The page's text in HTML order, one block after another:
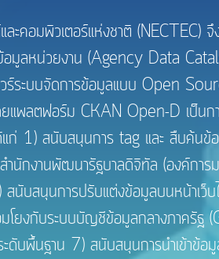
มพิวเตอร์แห่งชาติ (NECTEC) จึ
อมูลหน่วยงาน (Agency Data
ร์ระบบจัดการข้อมูลแบบ Open
แพลตฟอร์ม CKAN Open-D เป็นก
1) สนับสนุนการ tag และ สืบค้นข้
นักงานพัฒนารัฐบาลดิจิทัล (องค์กา
สนับสนุนการปรับแต่งข้อมูลบนหน้าเ
ยงกับระบบบัญชีข้อมูลกลางภาครั
บพื้นฐาน 7) สนับสนุนการนำเข้าข้